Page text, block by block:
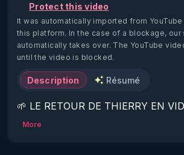
Protect this video
It was automatically imported from
this platform. In the case of a blockage, our
automatically takes over. The YouTube
until the video is blocked.
Description Résumé
🌱 LE RETOUR DE THIERRY EN
2022)!
More